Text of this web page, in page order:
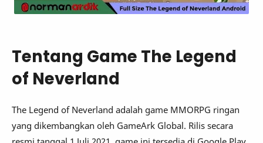
Tentang Game The Legend
of Neverland
The Legend of Neverland adalah game MMORPG ringan
yang dikembangkan oleh GameArk Global. Rilis secara